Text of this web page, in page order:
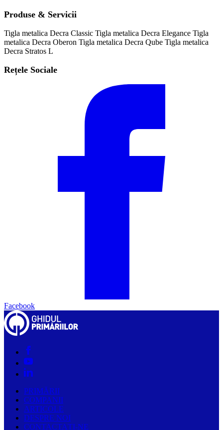
Produse & Servicii
Tigla metalica Decra Classic Tigla metalica Decra Elegance Tigla
metalica Decra Oberon Tigla metalica Decra Qube Tigla metalica
Decra Stratos L
Rețele Sociale
Facebook
PRIMĂRII
COMPANII
ARTICOLE
DESPRE NOI
CONTACTAȚI-NE